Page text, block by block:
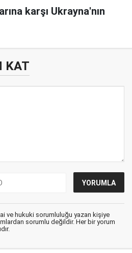
karşı Ukrayna'nın
KAT
ve hukuki sorumluluğu yazan kişiye
sorumlu değildir. Her bir yorum